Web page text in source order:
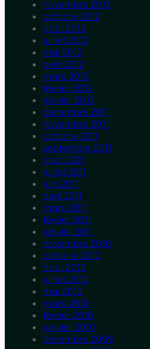
novembre 2012
octobre 2012
août 2012
juillet 2012
mai 2012
avril 2012
mars 2012
février 2012
janvier 2012
décembre 2011
novembre 2011
octobre 2011
septembre 2011
août 2011
juillet 2011
juin 2011
avril 2011
mars 2011
février 2011
janvier 2011
novembre 2010
octobre 2010
août 2010
juillet 2010
mai 2010
mars 2010
février 2010
janvier 2010
décembre 2009